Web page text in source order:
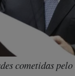
cometidas